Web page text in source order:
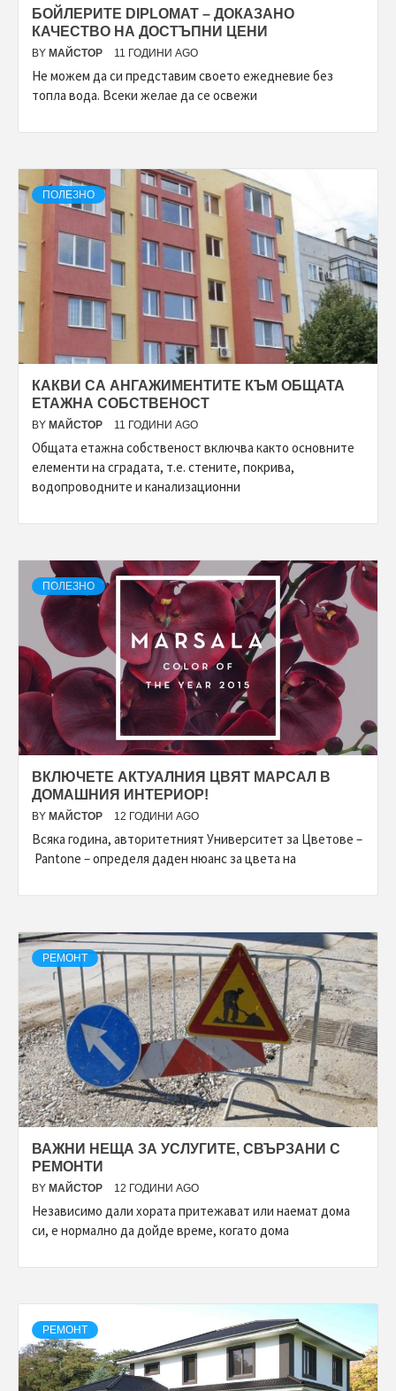
БОЙЛЕРИТЕ DIPLOMAT – ДОКАЗАНО
КАЧЕСТВО НА ДОСТЪПНИ ЦЕНИ
BY МАЙСТОР 11 ГОДИНИ AGO
Не можем да си представим своето ежедневие без
топла вода. Всеки желае да се освежи
ПОЛЕЗНО
КАКВИ СА АНГАЖИМЕНТИТЕ КЪМ ОБЩАТА
ЕТАЖНА СОБСТВЕНОСТ
BY МАЙСТОР 11 ГОДИНИ AGO
Общата етажна собственост включва както основните
елементи на сградата, т.е. стените, покрива,
водопроводните и канализационни
ПОЛЕЗНО
ВКЛЮЧЕТЕ АКТУАЛНИЯ ЦВЯТ МАРСАЛ В
ДОМАШНИЯ ИНТЕРИОР!
BY МАЙСТОР 12 ГОДИНИ AGO
Всяка година, авторитетният Университет за Цветове –
Pantone – определя даден нюанс за цвета на
РЕМОНТ
ВАЖНИ НЕЩА ЗА УСЛУГИТЕ, СВЪРЗАНИ С
РЕМОНТИ
BY МАЙСТОР 12 ГОДИНИ AGO
Независимо дали хората притежават или наемат дома
си, е нормално да дойде време, когато дома
РЕМОНТ